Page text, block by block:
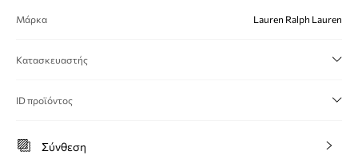
Μάρκα Lauren Ralph Lauren
Κατασκευαστής
ID προϊόντος
Σύνθεση